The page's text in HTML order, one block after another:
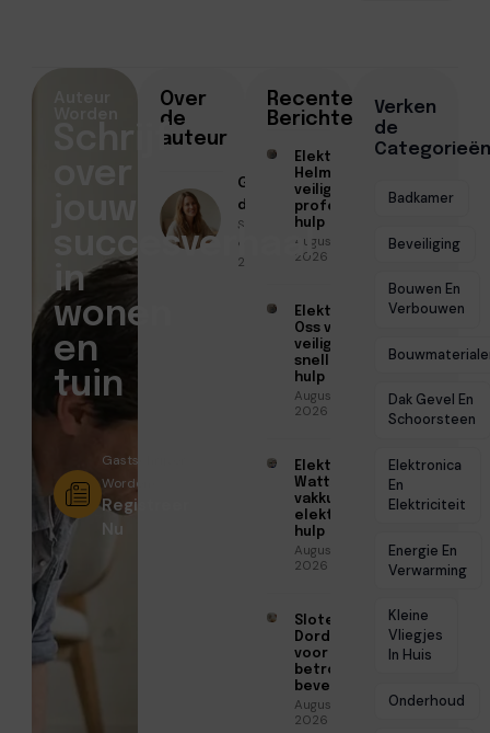
Over
de
auteur
Geschreven
door
Sofia Mendes
● Februari 11,
2026
Recente
Berichten
Elektricien
Helmond voor
veilige en
professionele
hulp
Augustus 6,
2026
Elektricien
Oss voor
veilige en
snelle
hulp
Augustus 6,
2026
Elektricien
Watt voor
vakkundige
elektrische
hulp
Augustus 5,
2026
Slotenmaker
Dordrecht
voor
betrouwbare
beveiliging
Augustus 3,
2026
Verken
de
Categorieën
Badkamer
Beveiliging
Bouwen En
Verbouwen
Dak Gevel En
Schoorsteen
Elektronica
En
Elektriciteit
Energie En
Verwarming
Kleine
Vliegjes
In Huis
Onderhoud
Schrijf
succesverhaal
in
wonen
en
tuin
Gastschrijver
Worden?
Registreer
Nu